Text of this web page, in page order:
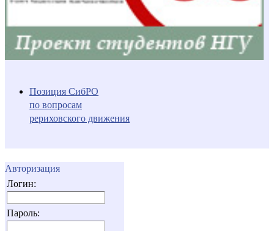
Позиция СибРО
по вопросам
рериховского движения
Авторизация
Логин:
Пароль: